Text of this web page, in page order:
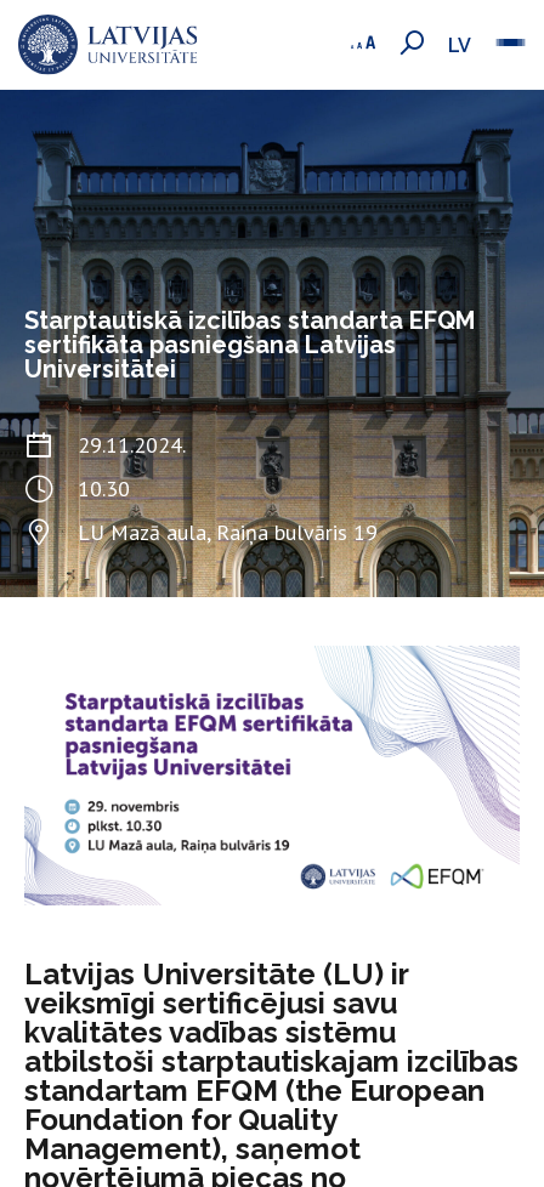
LV
Starptautiskā izcilības standarta EFQM
sertifikāta pasniegšana Latvijas
Universitātei
29.11.2024.
10.30
LU Mazā aula, Raiņa bulvāris 19
Latvijas Universitāte (LU) ir
veiksmīgi sertificējusi savu
kvalitātes vadības sistēmu
atbilstoši starptautiskajam izcilības
standartam EFQM (the European
Foundation for Quality
Management), saņemot
novērtējumā piecas no